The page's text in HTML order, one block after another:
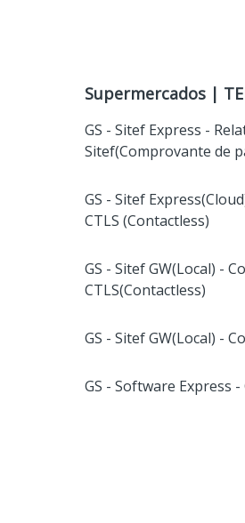
Supermercados |
GS - Sitef Express -
Sitef(Comprovante de
GS - Sitef
CTLS (Contactless)
GS - Sitef GW(Local) -
CTLS(Contactless)
GS - Sitef GW(Local) -
GS - Software Express